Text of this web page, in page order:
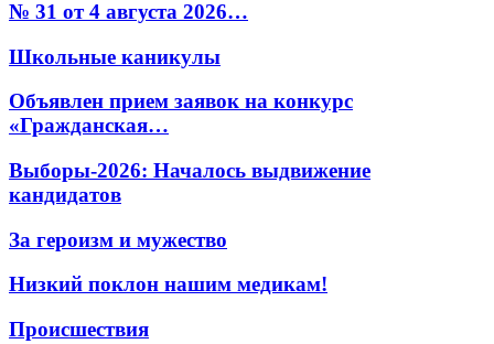
№ 31 от 4 августа 2026…
Школьные каникулы
Объявлен прием заявок на конкурс
«Гражданская…
Выборы-2026: Началось выдвижение
кандидатов
За героизм и мужество
Низкий поклон нашим медикам!
Происшествия